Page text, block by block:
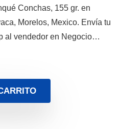
Conchas, 155 gr. en
Morelos, Mexico. Envía tu
al vendedor en Negocio…